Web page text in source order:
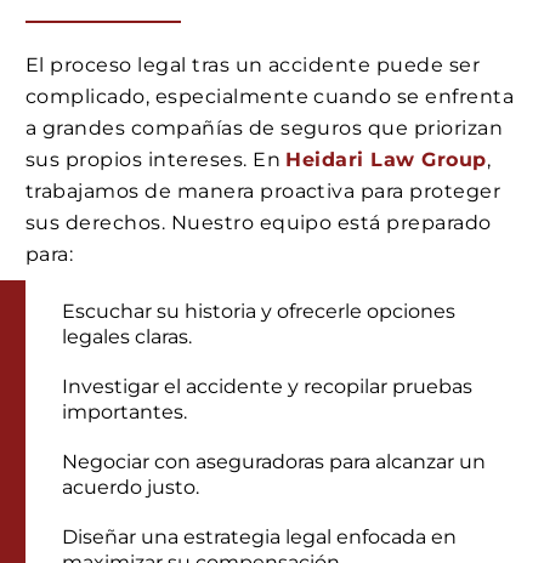
El proceso legal tras un accidente puede ser
complicado, especialmente cuando se enfrenta
a grandes compañías de seguros que priorizan
sus propios intereses. En Heidari Law Group,
trabajamos de manera proactiva para proteger
sus derechos. Nuestro equipo está preparado
para:
Escuchar su historia y ofrecerle opciones
legales claras.
Investigar el accidente y recopilar pruebas
importantes.
Negociar con aseguradoras para alcanzar un
acuerdo justo.
Diseñar una estrategia legal enfocada en